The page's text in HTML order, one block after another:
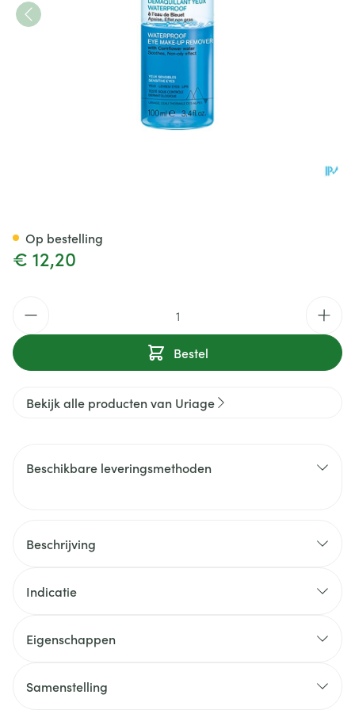
€ 12,20
Bestel
Op bestelling
Bekijk alle producten van Uriage
Beschikbare leveringsmethoden
Beschrijving
Indicatie
Eigenschappen
Samenstelling